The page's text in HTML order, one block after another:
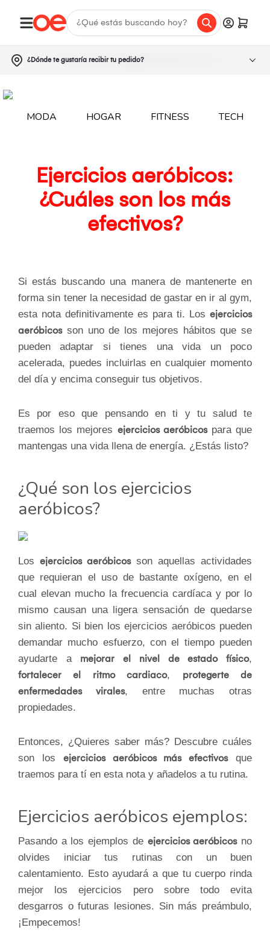
¿Dónde te gustaría recibir tu pedido?
MODA HOGAR FITNESS TECH
Ejercicios aeróbicos:
¿Cuáles son los más
efectivos?
Si estás buscando una manera de mantenerte en
forma sin tener la necesidad de gastar en ir al gym,
esta nota definitivamente es para ti. Los ejercicios
aeróbicosson uno de los mejores hábitos que se
pueden adaptar si tienes una vida un poco
acelerada, puedes incluirlas en cualquier momento
del día y encima conseguir tus objetivos.
Es por eso que pensando en ti y tu salud te
traemos los mejores ejercicios aeróbicospara que
mantengas una vida llena de energía. ¿Estás listo?
¿Qué son los ejercicios
aeróbicos?
Los ejercicios aeróbicosson aquellas actividades
que requieran el uso de bastante oxígeno, en el
cual elevan mucho la frecuencia cardíaca y por lo
mismo causan una ligera sensación de quedarse
sin aliento. Si bien los ejercicios aeróbicos pueden
demandar mucho esfuerzo, con el tiempo pueden
ayudarte a mejorar el nivel de estado físico,
fortalecer el ritmo cardiaco, protegerte de
enfermedades virales, entre muchas otras
propiedades.
Entonces, ¿Quieres saber más? Descubre cuáles
son los ejercicios aeróbicos más efectivosque
traemos para tí en esta nota y añadelos a tu rutina.
Ejercicios aeróbicos ejemplos:
Pasando a los ejemplos de ejercicios aeróbicosno
olvides iniciar tus rutinas con un buen
calentamiento. Esto ayudará a que tu cuerpo rinda
mejor los ejercicios pero sobre todo evita
desgarros o futuras lesiones. Sin más preámbulo,
¡Empecemos!